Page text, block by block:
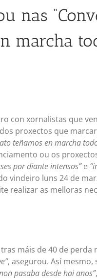
nas
marcha
con xornalistas que
proxectos que
teñamos en marcha
ou os
por diante intensos”e
vindeiro luns 24 de
realizar as melloras
máis de 40 de perda
, asegurou. Así mesmo,
pasaba desde hai anos”